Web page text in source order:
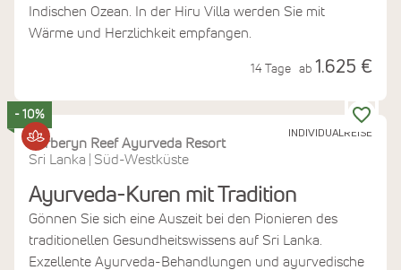
Indischen Ozean. In der Hiru Villa werden Sie mit
Wärme und Herzlichkeit empfangen.
14 Tage ab 1.625 €
INDIVIDUALREISE
- 10%
Barberyn Reef Ayurveda Resort
Sri Lanka
Süd-Westküste
Ayurveda-Kuren mit Tradition
Gönnen Sie sich eine Auszeit bei den Pionieren des
traditionellen Gesundheitswissens auf Sri Lanka.
Exzellente Ayurveda-Behandlungen und ayurvedische